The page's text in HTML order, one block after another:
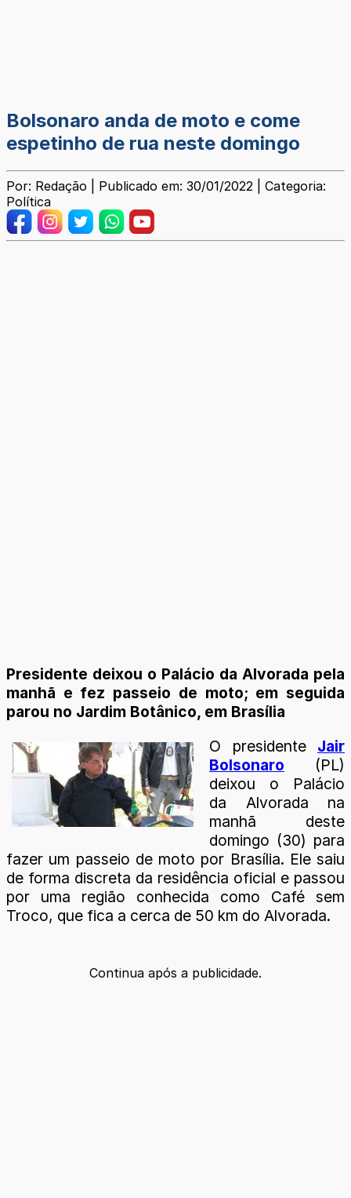
Bolsonaro anda de moto e come
espetinho de rua neste domingo
Por: Redação | Publicado em: 30/01/2022 | Categoria:
Política
Presidente deixou o Palácio da Alvorada pela
manhã e fez passeio de moto; em seguida
parou no Jardim Botânico, em Brasília
O presidente Jair
Bolsonaro (PL)
deixou o Palácio
da Alvorada na
manhã deste
domingo (30) para
fazer um passeio de moto por Brasília. Ele saiu
de forma discreta da residência oficial e passou
por uma região conhecida como Café sem
Troco, que fica a cerca de 50 km do Alvorada.
Continua após a publicidade.